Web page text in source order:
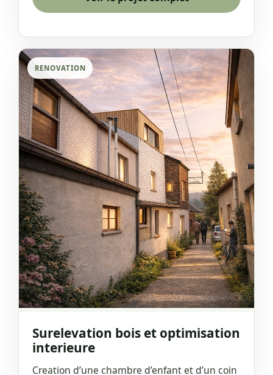
RENOVATION
Surelevation bois et optimisation
interieure
Creation d’une chambre d’enfant et d’un coin